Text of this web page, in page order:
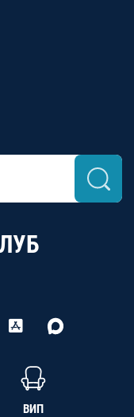
ВИП